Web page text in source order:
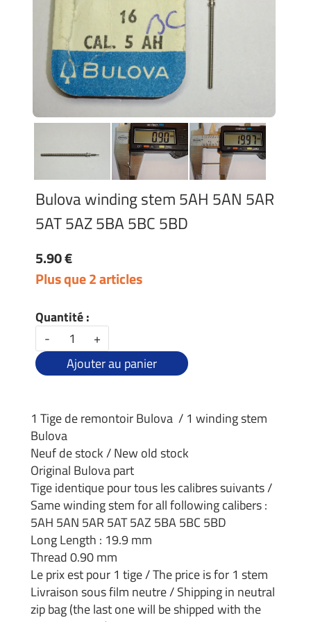
Bulova winding stem 5AH 5AN 5AR
5AT 5AZ 5BA 5BC 5BD
5.90 €
Plus que 2 articles
Quantité :
-
+
Ajouter au panier
1 Tige de remontoir Bulova / 1 winding stem
Bulova
Neuf de stock / New old stock
Original Bulova part
Tige identique pour tous les calibres suivants /
Same winding stem for all following calibers :
5AH 5AN 5AR 5AT 5AZ 5BA 5BC 5BD
Long Length : 19.9 mm
Thread 0.90 mm
Le prix est pour 1 tige / The price is for 1 stem
Livraison sous film neutre / Shipping in neutral
zip bag (the last one will be shipped with the